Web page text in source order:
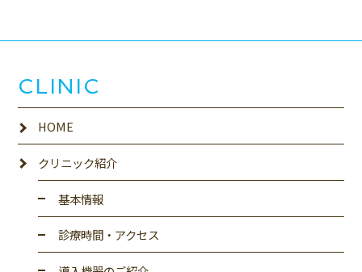
CLINIC
HOME
クリニック紹介
基本情報
診療時間・アクセス